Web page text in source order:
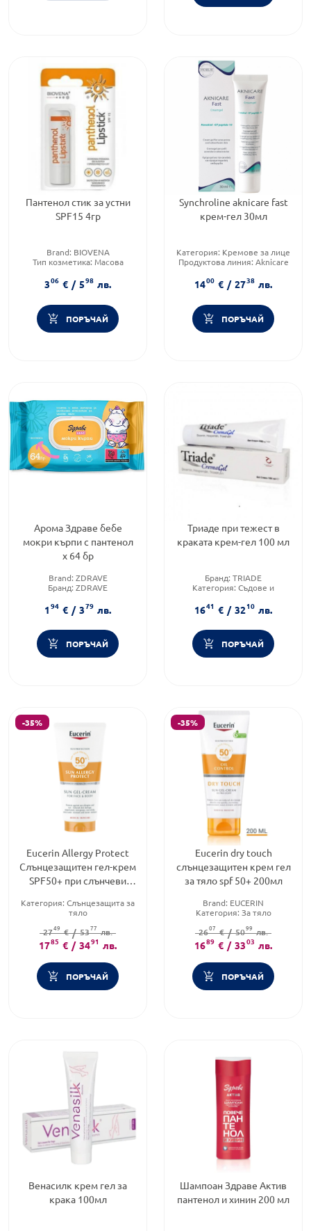
Пантенол стик за устни
SPF15 4гр
Brand: BIOVENA
Тип козметика: Масова
Тип продукт:Балсам
306 € / 598 лв.
ПОРЪЧАЙ
Synchroline aknicare fast
крем-гел 30мл
Категория: Кремове за лице
Продуктова линия: Aknicare
козметика
1400 € / 2738 лв.
ПОРЪЧАЙ
Арома Здраве бебе
мокри кърпи с пантенол
х 64 бр
Brand: ZDRAVE
Бранд: ZDRAVE
кърпички
194 € / 379 лв.
ПОРЪЧАЙ
Триаде при тежест в
краката крем-гел 100 мл
Бранд: TRIADE
Категория: Съдове и
Предназначено за:възрастни
1641 € / 3210 лв.
ПОРЪЧАЙ
-35%
Eucerin Allergy Protect
Слънцезащитен гел-крем
SPF50+ при слънчеви
Категория: Слънцезащита за
тяло
Brand:EUCERIN
2749 € / 5377 лв.
1785 € / 3491 лв.
ПОРЪЧАЙ
-35%
Eucerin dry touch
слънцезащитен крем гел
за тяло spf 50+ 200мл
Brand: EUCERIN
Категория: За тяло
Дермокозметика
2607 € / 5099 лв.
1689 € / 3303 лв.
ПОРЪЧАЙ
Венасилк крем гел за
крака 100мл
Шампоан Здраве Актив
пантенол и хинин 200 мл